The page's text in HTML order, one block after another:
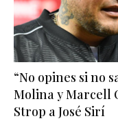
“No opines si no
Molina y Marcell
Strop a José Sirí